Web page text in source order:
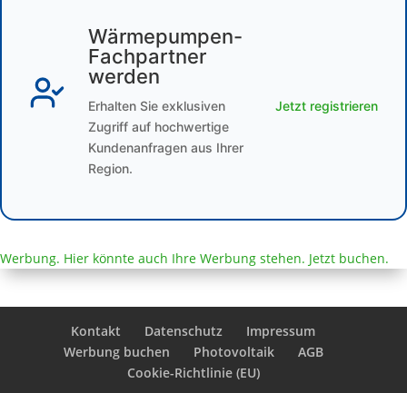
Wärmepumpen-
Fachpartner
werden
Erhalten Sie exklusiven
Zugriff auf hochwertige
Kundenanfragen aus Ihrer
Region.
Jetzt registrieren
Werbung. Hier könnte auch Ihre Werbung stehen. Jetzt buchen.
Kontakt Datenschutz
Impressum
Werbung buchen
Photovoltaik
AGB
Cookie-Richtlinie (EU)